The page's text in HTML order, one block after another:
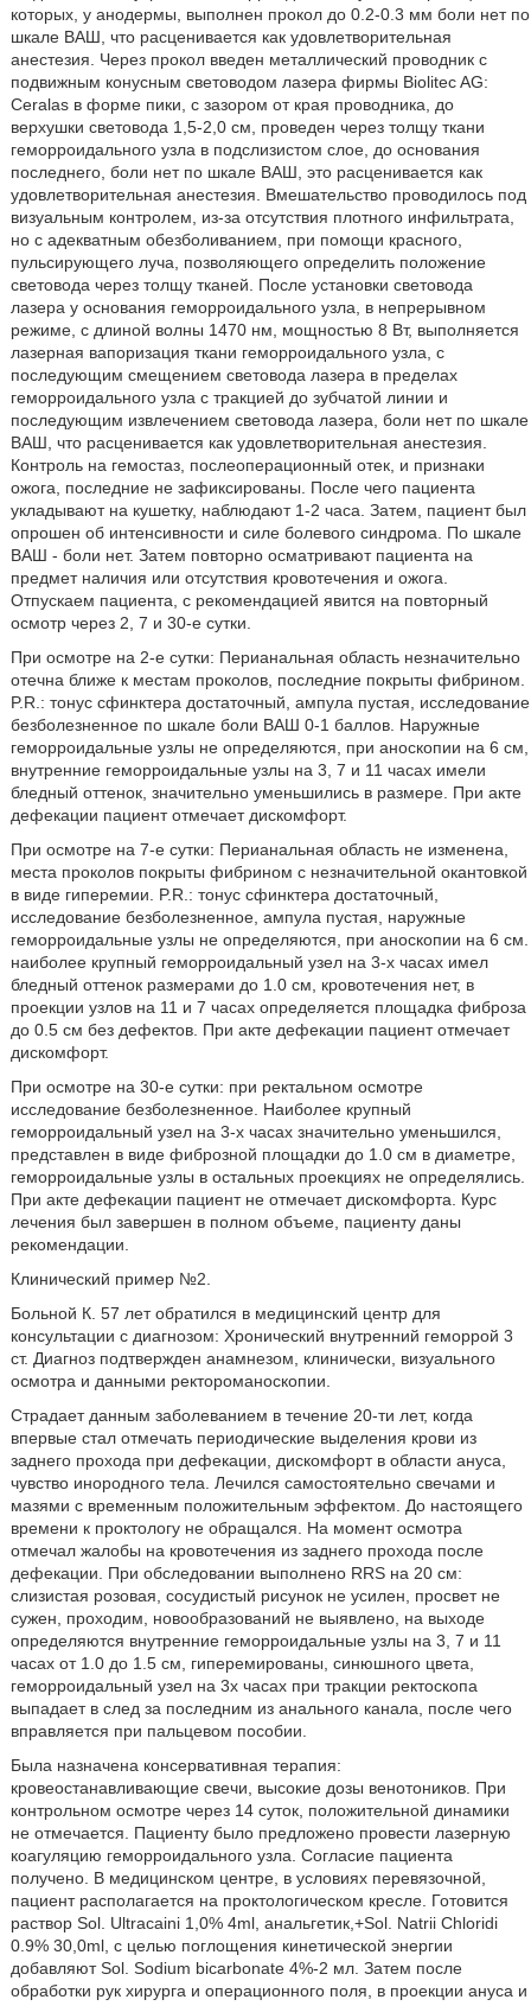
которых, у анодермы, выполнен прокол до 0.2-0.3 мм боли нет по
шкале ВАШ, что расценивается как удовлетворительная
анестезия. Через прокол введен металлический проводник с
подвижным конусным световодом лазера фирмы Biolitec AG:
Ceralas в форме пики, с зазором от края проводника, до
верхушки световода 1,5-2,0 см, проведен через толщу ткани
геморроидального узла в подслизистом слое, до основания
последнего, боли нет по шкале ВАШ, это расценивается как
удовлетворительная анестезия. Вмешательство проводилось под
визуальным контролем, из-за отсутствия плотного инфильтрата,
но с адекватным обезболиванием, при помощи красного,
пульсирующего луча, позволяющего определить положение
световода через толщу тканей. После установки световода
лазера у основания геморроидального узла, в непрерывном
режиме, с длиной волны 1470 нм, мощностью 8 Вт, выполняется
лазерная вапоризация ткани геморроидального узла, с
последующим смещением световода лазера в пределах
геморроидального узла с тракцией до зубчатой линии и
последующим извлечением световода лазера, боли нет по шкале
ВАШ, что расценивается как удовлетворительная анестезия.
Контроль на гемостаз, послеоперационный отек, и признаки
ожога, последние не зафиксированы. После чего пациента
укладывают на кушетку, наблюдают 1-2 часа. Затем, пациент был
опрошен об интенсивности и силе болевого синдрома. По шкале
ВАШ - боли нет. Затем повторно осматривают пациента на
предмет наличия или отсутствия кровотечения и ожога.
Отпускаем пациента, с рекомендацией явится на повторный
осмотр через 2, 7 и 30-е сутки.
При осмотре на 2-е сутки: Перианальная область незначительно
отечна ближе к местам проколов, последние покрыты фибрином.
P.R.: тонус сфинктера достаточный, ампула пустая, исследование
безболезненное по шкале боли ВАШ 0-1 баллов. Наружные
геморроидальные узлы не определяются, при аноскопии на 6 см,
внутренние геморроидальные узлы на 3, 7 и 11 часах имели
бледный оттенок, значительно уменьшились в размере. При акте
дефекации пациент отмечает дискомфорт.
При осмотре на 7-е сутки: Перианальная область не изменена,
места проколов покрыты фибрином с незначительной окантовкой
в виде гиперемии. P.R.: тонус сфинктера достаточный,
исследование безболезненное, ампула пустая, наружные
геморроидальные узлы не определяются, при аноскопии на 6 см.
наиболее крупный геморроидальный узел на 3-х часах имел
бледный оттенок размерами до 1.0 см, кровотечения нет, в
проекции узлов на 11 и 7 часах определяется площадка фиброза
до 0.5 см без дефектов. При акте дефекации пациент отмечает
дискомфорт.
При осмотре на 30-е сутки: при ректальном осмотре
исследование безболезненное. Наиболее крупный
геморроидальный узел на 3-х часах значительно уменьшился,
представлен в виде фиброзной площадки до 1.0 см в диаметре,
геморроидальные узлы в остальных проекциях не определялись.
При акте дефекации пациент не отмечает дискомфорта. Курс
лечения был завершен в полном объеме, пациенту даны
рекомендации.
Клинический пример №2.
Больной К. 57 лет обратился в медицинский центр для
консультации с диагнозом: Хронический внутренний геморрой 3
ст. Диагноз подтвержден анамнезом, клинически, визуального
осмотра и данными ректороманоскопии.
Страдает данным заболеванием в течение 20-ти лет, когда
впервые стал отмечать периодические выделения крови из
заднего прохода при дефекации, дискомфорт в области ануса,
чувство инородного тела. Лечился самостоятельно свечами и
мазями с временным положительным эффектом. До настоящего
времени к проктологу не обращался. На момент осмотра
отмечал жалобы на кровотечения из заднего прохода после
дефекации. При обследовании выполнено RRS на 20 см:
слизистая розовая, сосудистый рисунок не усилен, просвет не
сужен, проходим, новообразований не выявлено, на выходе
определяются внутренние геморроидальные узлы на 3, 7 и 11
часах от 1.0 до 1.5 см, гиперемированы, синюшного цвета,
геморроидальный узел на 3х часах при тракции ректоскопа
выпадает в след за последним из анального канала, после чего
вправляется при пальцевом пособии.
Была назначена консервативная терапия:
кровеостанавливающие свечи, высокие дозы венотоников. При
контрольном осмотре через 14 суток, положительной динамики
не отмечается. Пациенту было предложено провести лазерную
коагуляцию геморроидального узла. Согласие пациента
получено. В медицинском центре, в условиях перевязочной,
пациент располагается на проктологическом кресле. Готовится
раствор Sol. Ultracaini 1,0% 4ml, анальгетик,+Sol. Natrii Chloridi
0.9% 30,0ml, с целью поглощения кинетической энергии
добавляют Sol. Sodium bicarbonate 4%-2 мл. Затем после
обработки рук хирурга и операционного поля, в проекции ануса и